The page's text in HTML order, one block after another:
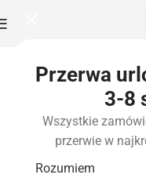
Przerwa
3-8
Wszystkie
przerwie w
Rozumiem